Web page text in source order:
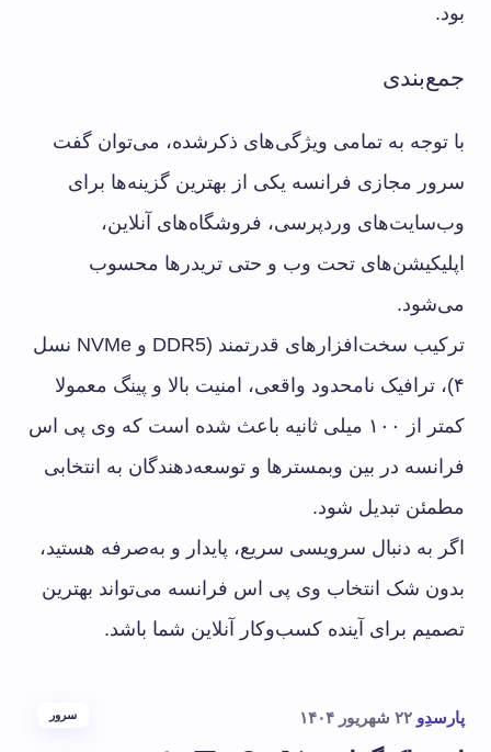
بود.
جمع‌بندی
با توجه به تمامی ویژگی‌های ذکرشده، می‌توان گفت
سرور مجازی فرانسه یکی از بهترین گزینه‌ها برای
وب‌سایت‌های وردپرسی، فروشگاه‌های آنلاین،
اپلیکیشن‌های تحت وب و حتی تریدرها محسوب
می‌شود.
ترکیب سخت‌افزارهای قدرتمند (DDR5 و NVMe نسل
۴)، ترافیک نامحدود واقعی، امنیت بالا و پینگ معمولا
کمتر از ۱۰۰ میلی ثانیه باعث شده است که وی پی اس
فرانسه در بین وبمسترها و توسعه‌دهندگان به انتخابی
مطمئن تبدیل شود.
اگر به دنبال سرویسی سریع، پایدار و به‌صرفه هستید،
بدون شک انتخاب وی پی اس فرانسه می‌تواند بهترین
تصمیم برای آینده کسب‌وکار آنلاین شما باشد.
پارسدِو ۲۲ شهریور ۱۴۰۴ سرور